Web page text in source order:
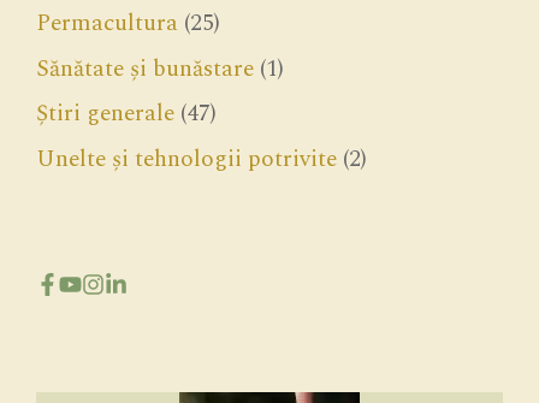
Permacultura (25)
Sănătate și bunăstare (1)
Știri generale (47)
Unelte și tehnologii potrivite (2)